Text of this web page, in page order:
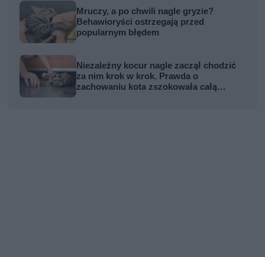
Mruczy, a po chwili nagle gryzie?
Behawioryści ostrzegają przed
popularnym błędem
Niezależny kocur nagle zaczął chodzić
za nim krok w krok. Prawda o
zachowaniu kota zszokowała całą